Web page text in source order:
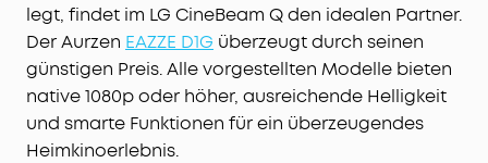
legt, findet im LG CineBeam Q den idealen Partner.
Der Aurzen EAZZE D1G überzeugt durch seinen
günstigen Preis. Alle vorgestellten Modelle bieten
native 1080p oder höher, ausreichende Helligkeit
und smarte Funktionen für ein überzeugendes
Heimkinoerlebnis.